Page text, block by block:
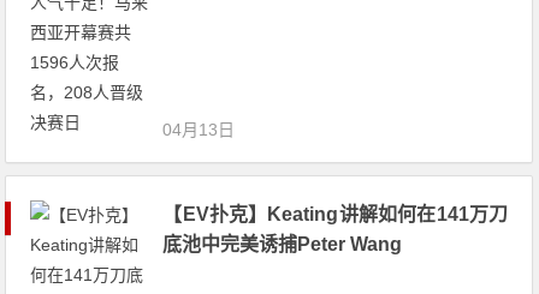
04月13日
【EV扑克】Keating讲解如何在141万刀
底池中完美诱捕Peter Wang